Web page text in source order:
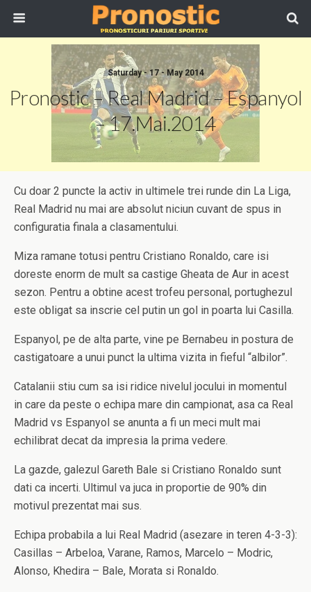
Saturday - 17 - May 2014
Pronostic – Real Madrid – Espanyol
– 17.Mai.2014
Cu doar 2 puncte la activ in ultimele trei runde din La Liga,
Real Madrid nu mai are absolut niciun cuvant de spus in
configuratia finala a clasamentului.
Miza ramane totusi pentru Cristiano Ronaldo, care isi
doreste enorm de mult sa castige Gheata de Aur in acest
sezon. Pentru a obtine acest trofeu personal, portughezul
este obligat sa inscrie cel putin un gol in poarta lui Casilla.
Espanyol, pe de alta parte, vine pe Bernabeu in postura de
castigatoare a unui punct la ultima vizita in fieful “albilor”.
Catalanii stiu cum sa isi ridice nivelul jocului in momentul
in care da peste o echipa mare din campionat, asa ca Real
Madrid vs Espanyol se anunta a fi un meci mult mai
echilibrat decat da impresia la prima vedere.
La gazde, galezul Gareth Bale si Cristiano Ronaldo sunt
dati ca incerti. Ultimul va juca in proportie de 90% din
motivul prezentat mai sus.
Echipa probabila a lui Real Madrid (asezare in teren 4-3-3):
Casillas – Arbeloa, Varane, Ramos, Marcelo – Modric,
Alonso, Khedira – Bale, Morata si Ronaldo.